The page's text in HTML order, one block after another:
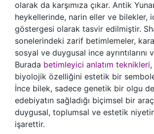
olarak da karşımıza çıkar. Antik
heykellerinde, narin eller ve bilekler,
göstergesi olarak tasvir edilmiştir.
sonelerindeki zarif betimlemeler,
sosyal ve duygusal ince ayrıntılarını
Burada betimleyici anlatım teknikleri
biyolojik özelliğini estetik bir
İnce bilek, sadece genetik bir olgu
edebiyatın sağladığı biçimsel bir
duygusal, toplumsal ve estetik
işarettir.